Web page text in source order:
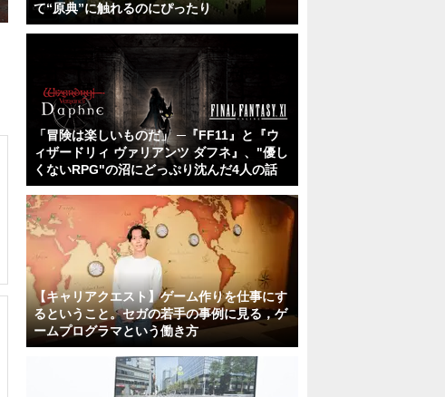
て“原典”に触れるのにぴったり
「冒険は楽しいものだ」 ─『FF11』と『ウ
ィザードリィ ヴァリアンツ ダフネ』、"優し
くないRPG"の沼にどっぷり沈んだ4人の話
【キャリアクエスト】ゲーム作りを仕事にす
るということ。セガの若手の事例に見る，ゲ
ームプログラマという働き方